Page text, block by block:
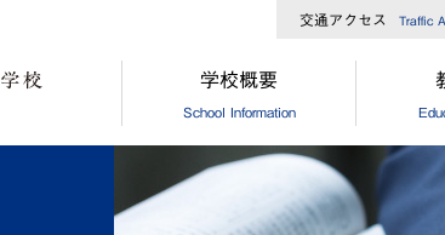
交通アクセス Traffic
学校概要
School Information
校長からのメッセージ
学校経営方針
中高一
[高校]